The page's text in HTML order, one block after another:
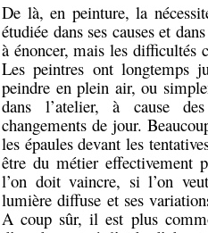
De là, en peinture, la
étudiée dans ses causes et
à énoncer, mais les difficultés
Les peintres ont longtemps
peindre en plein air, ou
dans l’atelier, à cause
changements de jour.
les épaules devant les
être du métier effectivement
l’on doit vaincre, si l’on
lumière diffuse et ses
A coup sûr, il est plus